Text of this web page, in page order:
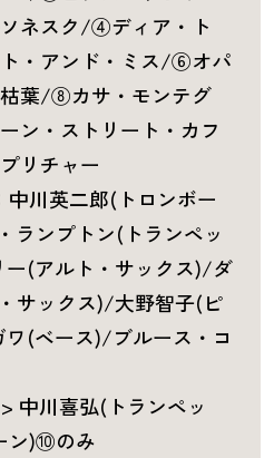
ネスク/④ディア・ト
・アンド・ミス/⑥オパ
葉/⑧カサ・モンテグ
ン・ストリート・カフ
リチャー
川英二郎(トロンボー
ランプトン(トランペッ
ー(アルト・サックス)/ダ
サックス)/大野智子(ピ
(ベース)/ブルース・コ
中川喜弘(トランペッ
ン)⑩のみ